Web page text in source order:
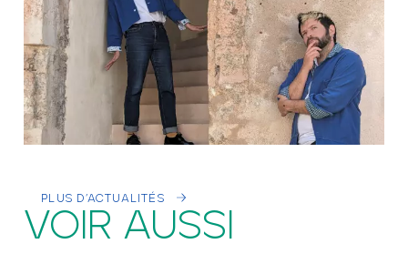
VOIR AUSSI
PLUS D’ACTUALITÉS